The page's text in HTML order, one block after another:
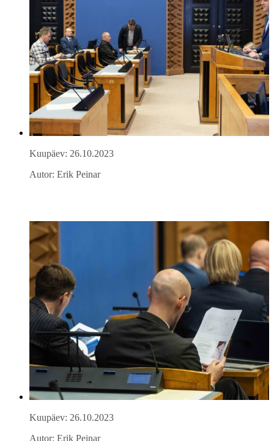
Kuupäev: 26.10.2023
Autor: Erik Peinar
Kuupäev: 26.10.2023
Autor: Erik Peinar